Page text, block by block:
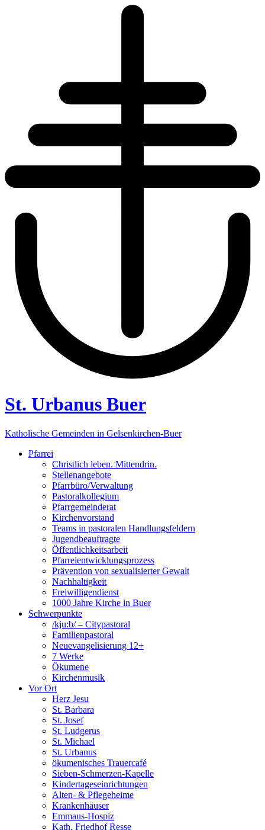
St. Urbanus Buer
Katholische Gemeinden in Gelsenkirchen-Buer
Pfarrei
Christlich leben. Mittendrin.
Stellenangebote
Pfarrbüro/Verwaltung
Pastoralkollegium
Pfarrgemeinderat
Kirchenvorstand
Teams in pastoralen Handlungsfeldern
Jugendbeauftragte
Öffentlichkeitsarbeit
Pfarreientwicklungsprozess
Prävention von sexualisierter Gewalt
Nachhaltigkeit
Freiwilligendienst
1000 Jahre Kirche in Buer
Schwerpunkte
/kju:b/ – Citypastoral
Familienpastoral
Neuevangelisierung 12+
7 Werke
Ökumene
Kirchenmusik
Vor Ort
Herz Jesu
St. Barbara
St. Josef
St. Ludgerus
St. Michael
St. Urbanus
ökumenisches Trauercafé
Sieben-Schmerzen-Kapelle
Kindertageseinrichtungen
Alten- & Pflegeheime
Krankenhäuser
Emmaus-Hospiz
Kath. Friedhof Resse